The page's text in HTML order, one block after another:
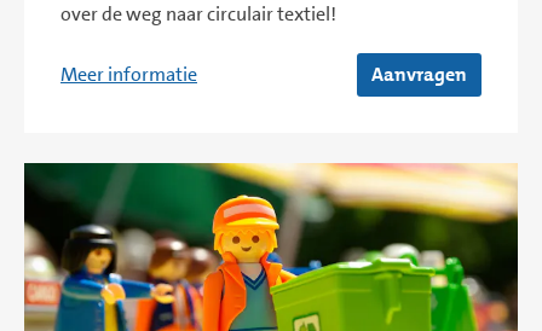
over de weg naar circulair textiel!
Meer informatie Aanvragen